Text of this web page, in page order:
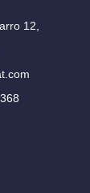
12,